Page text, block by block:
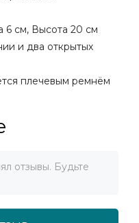
6 см, Высота 20 см
и два открытых
плечевым ремнём
отзывы. Будьте